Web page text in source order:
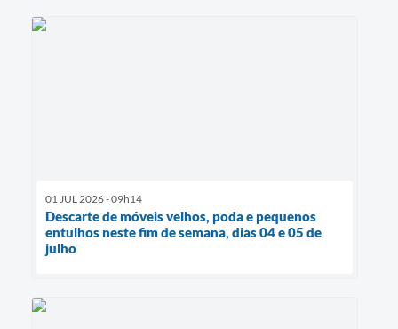
01 JUL 2026 - 09h14
Descarte de móveis velhos, poda e pequenos
entulhos neste fim de semana, dias 04 e 05 de
julho